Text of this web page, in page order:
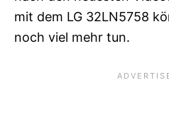
mit dem LG 32LN5758
noch viel mehr tun.